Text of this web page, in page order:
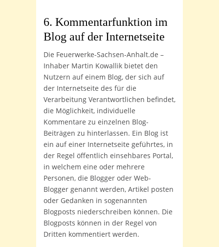
6. Kommentarfunktion im
Blog auf der Internetseite
Die Feuerwerke-Sachsen-Anhalt.de –
Inhaber Martin Kowallik bietet den
Nutzern auf einem Blog, der sich auf
der Internetseite des für die
Verarbeitung Verantwortlichen befindet,
die Möglichkeit, individuelle
Kommentare zu einzelnen Blog-
Beiträgen zu hinterlassen. Ein Blog ist
ein auf einer Internetseite geführtes, in
der Regel öffentlich einsehbares Portal,
in welchem eine oder mehrere
Personen, die Blogger oder Web-
Blogger genannt werden, Artikel posten
oder Gedanken in sogenannten
Blogposts niederschreiben können. Die
Blogposts können in der Regel von
Dritten kommentiert werden.